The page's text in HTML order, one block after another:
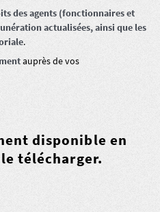
des agents (fonctionnaires et
actualisées, ainsi que les
.
auprès de vos
disponible en
télécharger.